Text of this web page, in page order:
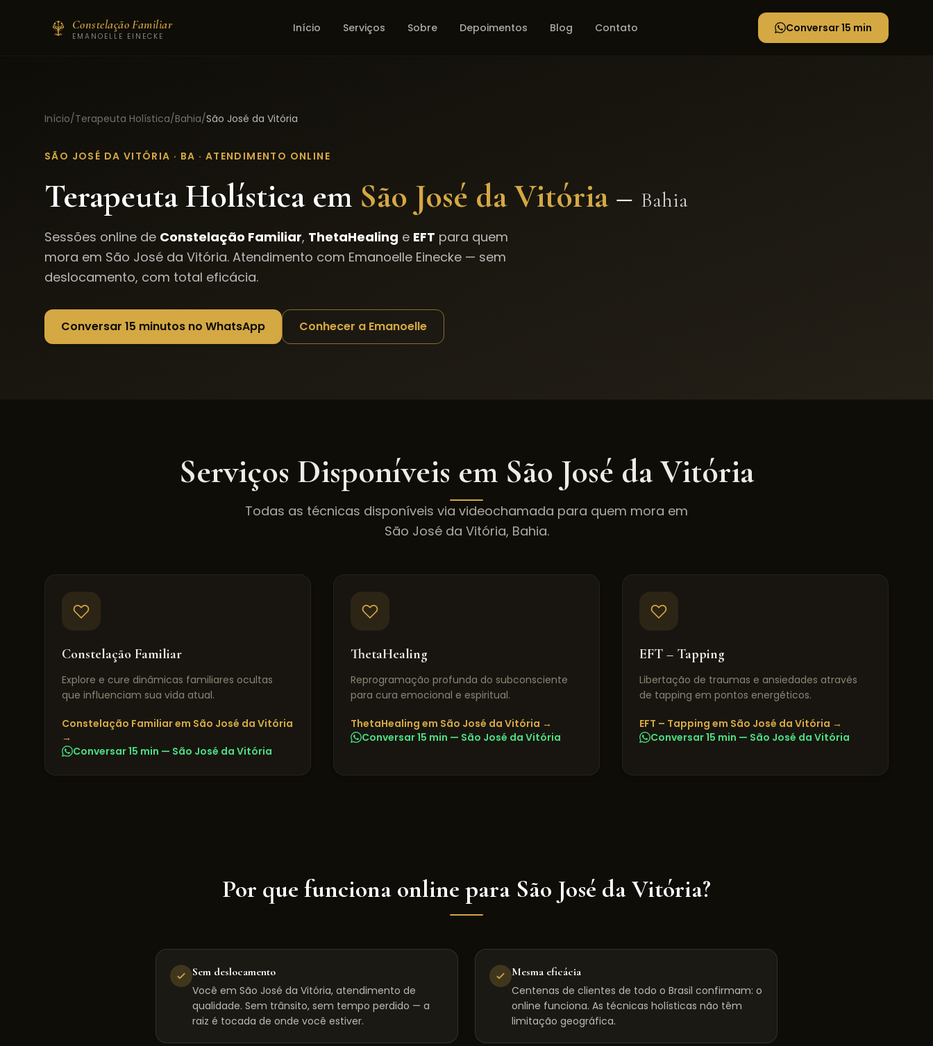
Constelação Familiar
EMANOELLE EINECKE
Início Serviços Sobre Depoimentos Blog Contato Conversar 15 min
Início/Terapeuta Holística/Bahia/São José da Vitória
SÃO JOSÉ DA VITÓRIA · BA · ATENDIMENTO ONLINE
Terapeuta Holística em São José da Vitória– Bahia
Sessões online de Constelação Familiar, ThetaHealing e EFT para quem
mora em São José da Vitória. Atendimento com Emanoelle Einecke — sem
deslocamento, com total eficácia.
Conversar 15 minutos no WhatsApp Conhecer a Emanoelle
Serviços Disponíveis em São José da Vitória
Todas as técnicas disponíveis via videochamada para quem mora em
São José da Vitória, Bahia.
Constelação Familiar
Explore e cure dinâmicas familiares ocultas
que influenciam sua vida atual.
Constelação Familiarem São José da Vitória
→
Conversar 15 min — São José da Vitória
ThetaHealing
Reprogramação profunda do subconsciente
para cura emocional e espiritual.
ThetaHealing em São José da Vitória →
Conversar 15 min — São José da Vitória
EFT – Tapping
Libertação de traumas e ansiedades através
de tapping em pontos energéticos.
EFT – Tapping em São José da Vitória →
Conversar 15 min — São José da Vitória
Por que funciona online para São José da Vitória?
Sem deslocamento
Você em São José da Vitória, atendimento de
qualidade. Sem trânsito, sem tempo perdido — a
raiz é tocada de onde você estiver.
Mesma eficácia
Centenas de clientes de todo o Brasil confirmam: o
online funciona. As técnicas holísticas não têm
limitação geográfica.